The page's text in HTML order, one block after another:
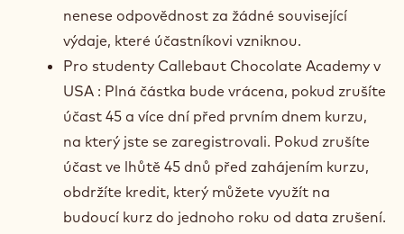
nenese odpovědnost za žádné související
výdaje, které účastníkovi vzniknou.
Pro studenty Callebaut Chocolate Academy v
USA : Plná částka bude vrácena, pokud zrušíte
účast 45 a více dní před prvním dnem kurzu,
na který jste se zaregistrovali. Pokud zrušíte
účast ve lhůtě 45 dnů před zahájením kurzu,
obdržíte kredit, který můžete využít na
budoucí kurz do jednoho roku od data zrušení.